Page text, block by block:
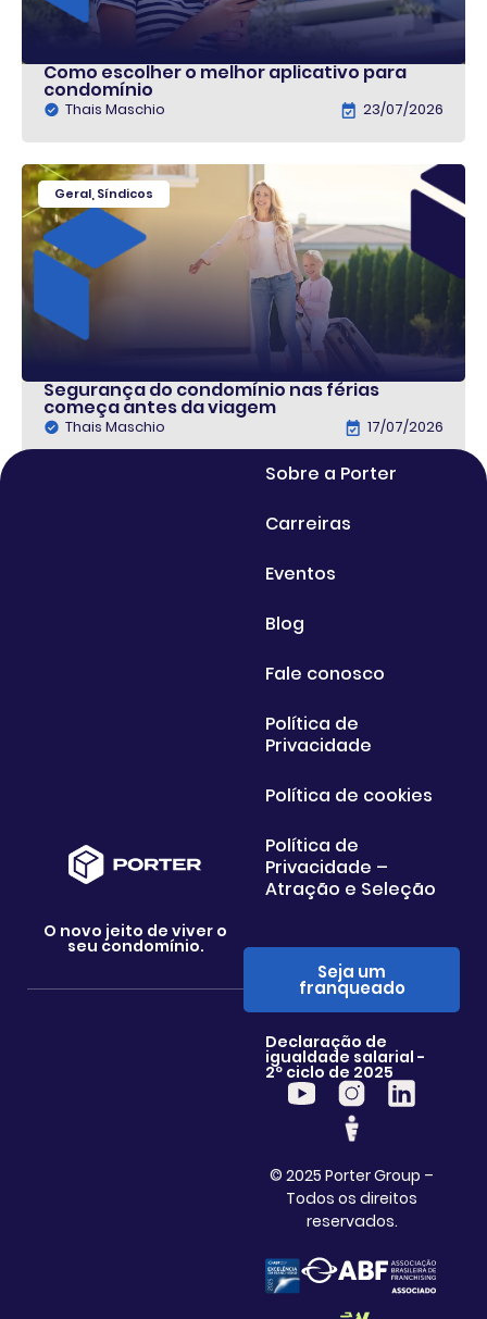
Como escolher o melhor aplicativo para
condomínio
Thais Maschio 23/07/2026
Geral Síndicos
Segurança do condomínio nas férias
começa antes da viagem
Thais Maschio 17/07/2026
O novo jeito de viver o
seu condomínio.
Sobre a Porter
Carreiras
Eventos
Blog
Fale conosco
Política de
Privacidade
Política de cookies
Política de
Privacidade –
Atração e Seleção
Seja um
franqueado
Declaração de
igualdade salarial -
2º ciclo de 2025
© 2025 Porter Group –
Todos os direitos
reservados.